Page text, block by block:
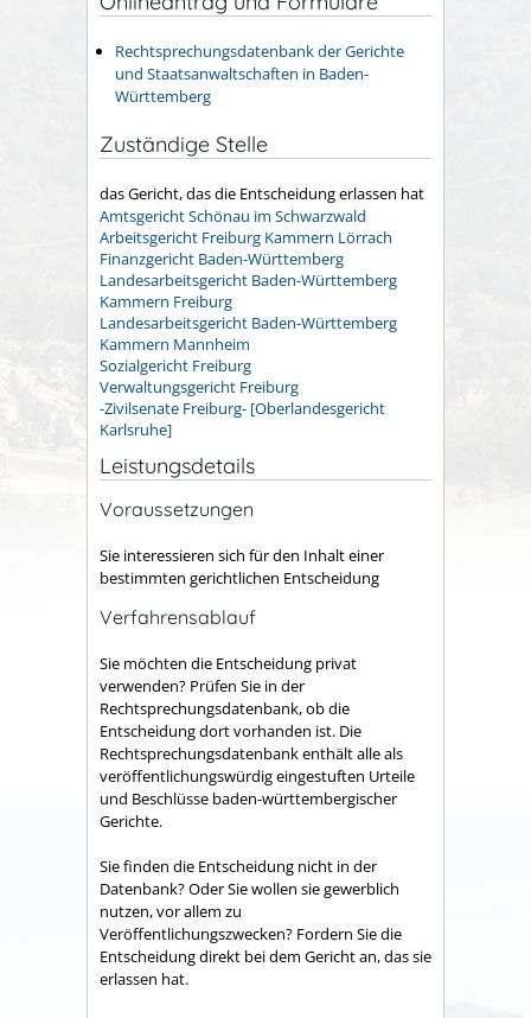
Rechtsprechungsdatenbank der Gerichte
und Staatsanwaltschaften in Baden-
Württemberg
Zuständige Stelle
das Gericht, das die Entscheidung erlassen hat
Amtsgericht Schönau im Schwarzwald
Arbeitsgericht Freiburg Kammern Lörrach
Finanzgericht Baden-Württemberg
Landesarbeitsgericht Baden-Württemberg
Kammern Freiburg
Landesarbeitsgericht Baden-Württemberg
Kammern Mannheim
Sozialgericht Freiburg
Verwaltungsgericht Freiburg
-Zivilsenate Freiburg- [Oberlandesgericht
Karlsruhe]
Leistungsdetails
Voraussetzungen
Sie interessieren sich für den Inhalt einer
bestimmten gerichtlichen Entscheidung
Verfahrensablauf
Sie möchten die Entscheidung privat
verwenden? Prüfen Sie in der
Rechtsprechungsdatenbank, ob die
Entscheidung dort vorhanden ist. Die
Rechtsprechungsdatenbank enthält alle als
veröffentlichungswürdig eingestuften Urteile
und Beschlüsse baden-württembergischer
Gerichte.
Sie finden die Entscheidung nicht in der
Datenbank? Oder Sie wollen sie gewerblich
nutzen, vor allem zu
Veröffentlichungszwecken? Fordern Sie die
Entscheidung direkt bei dem Gericht an, das sie
erlassen hat.